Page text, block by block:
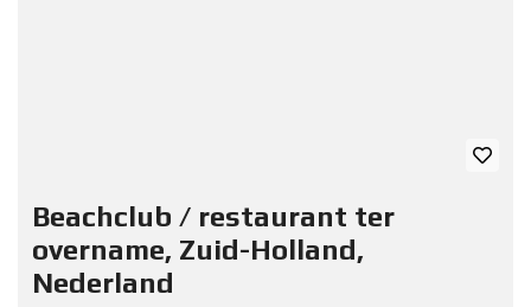
Beachclub / restaurant ter
overname, Zuid-Holland,
Nederland